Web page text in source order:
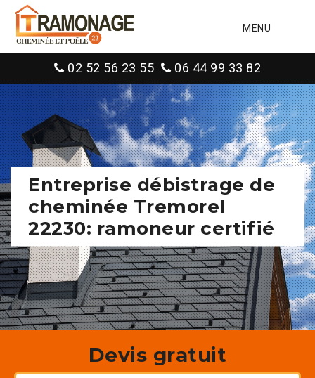
MENU
02 52 56 23 55 06 44 99 33 82
Entreprise débistrage de
cheminée Tremorel
22230: ramoneur certifié
Devis gratuit